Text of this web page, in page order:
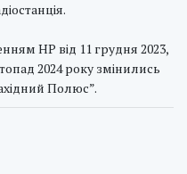
НР від 11 грудня 2023,
2024 року змінились
Полюс”.